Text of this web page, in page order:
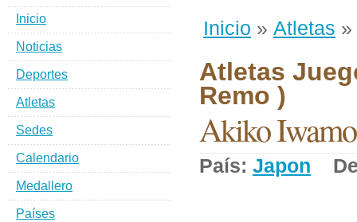
Inicio » Atletas »
Atletas
Remo )
Akiko
País: Japon
Inicio
Noticias
Deportes
Atletas
Sedes
Calendario
Medallero
Países